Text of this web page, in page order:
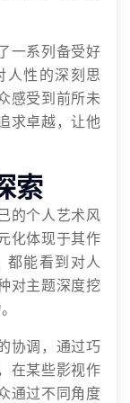
一系列备受好
人性的深刻思
感受到前所未
求卓越，让他
索
的个人艺术风
化体现于其作
都能看到对人
对主题深度挖
协调，通过巧
在某些影视作
通过不同角度